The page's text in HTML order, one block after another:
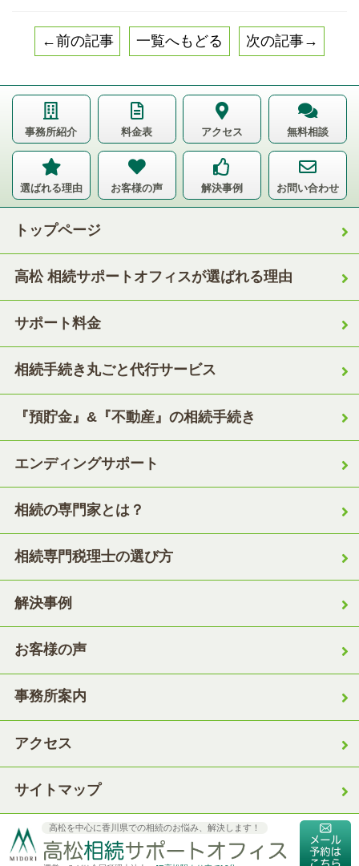
←前の記事 一覧へもどる 次の記事→
事務所紹介 料金表 アクセス 無料相談
選ばれる理由 お客様の声 解決事例 お問い合わせ
トップページ
高松 相続サポートオフィスが選ばれる理由
サポート料金
相続手続き丸ごと代行サービス
『預貯金』&『不動産』の相続手続き
エンディングサポート
相続の専門家とは？
相続専門税理士の選び方
解決事例
お客様の声
事務所案内
アクセス
サイトマップ
高松を中心に香川県での相続のお悩み、解決します！